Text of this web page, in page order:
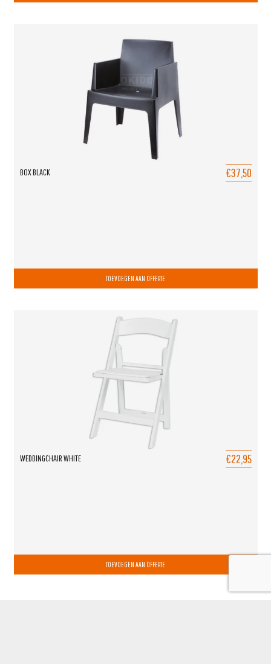
BOX BLACK €37,50
TOEVOEGEN AAN OFFERTE
WEDDINGCHAIR WHITE €22,95
TOEVOEGEN AAN OFFERTE